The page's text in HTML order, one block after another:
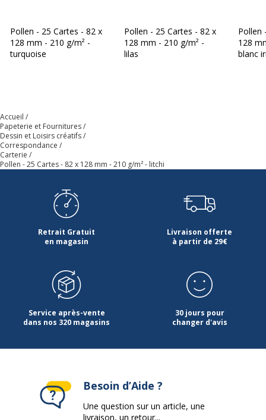
Pollen - 25 Cartes - 82 x
128 mm - 210 g/m² -
turquoise
Pollen - 25 Cartes - 82 x
128 mm - 210 g/m² -
lilas
Pollen
128
blanc
Accueil
Papeterie et Fournitures
Dessin et Loisirs créatifs
Correspondance
Carterie
Pollen - 25 Cartes - 82 x 128 mm - 210 g/m² - litchi
Retrait Gratuit
en magasin
Livraison offerte
à partir de 29€
Service après-vente
dans nos 320 magasins
30 jours pour
changer d'avis
Besoin d’Aide ?
Une question sur un article, une
livraison, un retour...